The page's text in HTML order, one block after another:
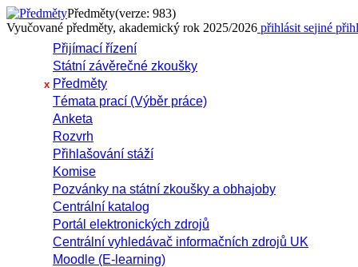
Předměty(verze: 983)
Vyučované předměty, akademický rok 2025/2026 přihlásit sejiné
Přijímací řízení
Státní závěrečné zkoušky
x Předměty
Témata prací (Výběr práce)
Anketa
Rozvrh
Přihlašování stáží
Komise
Pozvánky na státní zkoušky a obhajoby
Centrální katalog
Portál elektronických zdrojů
Centrální vyhledávač informačních zdrojů UK
Moodle (E-learning)